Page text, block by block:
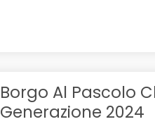
Borgo Al Pascolo
Generazione 2024